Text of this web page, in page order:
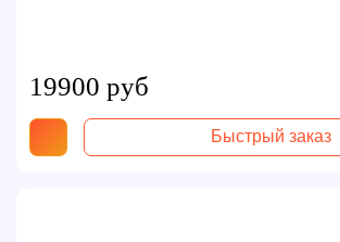
19900 руб
Быстрый заказ